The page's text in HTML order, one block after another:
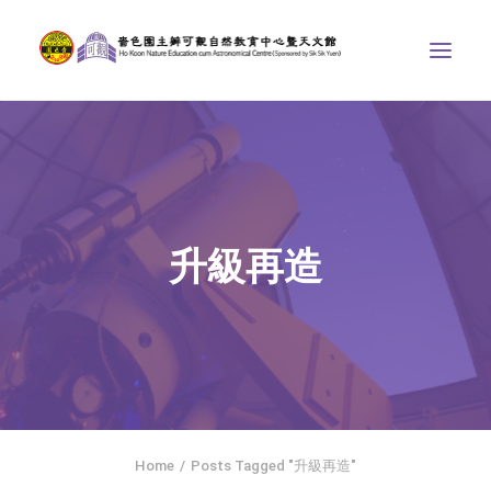
天文館
博物天地
比賽/專題計劃
聯絡我們
SEARCH
升級再造
Home Posts Tagged "升級再造"